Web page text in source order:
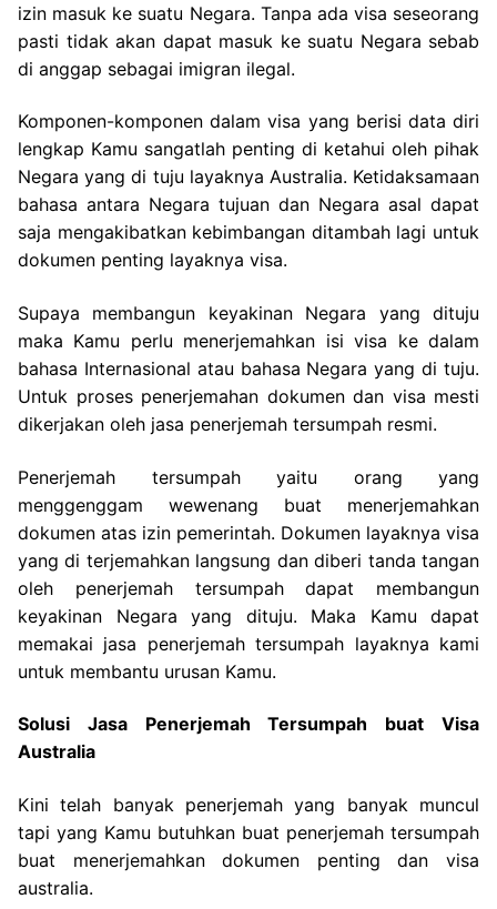
izin masuk ke suatu Negara. Tanpa ada visa seseorang
pasti tidak akan dapat masuk ke suatu Negara sebab
di anggap sebagai imigran ilegal.
Komponen-komponen dalam visa yang berisi data diri
lengkap Kamu sangatlah penting di ketahui oleh pihak
Negara yang di tuju layaknya Australia. Ketidaksamaan
bahasa antara Negara tujuan dan Negara asal dapat
saja mengakibatkan kebimbangan ditambah lagi untuk
dokumen penting layaknya visa.
Supaya membangun keyakinan Negara yang dituju
maka Kamu perlu menerjemahkan isi visa ke dalam
bahasa Internasional atau bahasa Negara yang di tuju.
Untuk proses penerjemahan dokumen dan visa mesti
dikerjakan oleh jasa penerjemah tersumpah resmi.
Penerjemah tersumpah yaitu orang yang
menggenggam wewenang buat menerjemahkan
dokumen atas izin pemerintah. Dokumen layaknya visa
yang di terjemahkan langsung dan diberi tanda tangan
oleh penerjemah tersumpah dapat membangun
keyakinan Negara yang dituju. Maka Kamu dapat
memakai jasa penerjemah tersumpah layaknya kami
untuk membantu urusan Kamu.
Solusi Jasa Penerjemah Tersumpah buat Visa
Australia
Kini telah banyak penerjemah yang banyak muncul
tapi yang Kamu butuhkan buat penerjemah tersumpah
buat menerjemahkan dokumen penting dan visa
australia.